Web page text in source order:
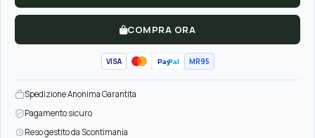
COMPRA ORA
VISA PayPal MR95
Spedizione Anonima Garantita
Pagamento sicuro
Reso gestito da Scontimania